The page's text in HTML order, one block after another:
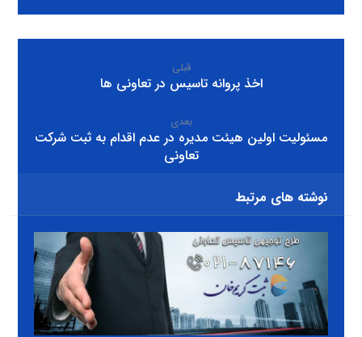
قبلی
اخذ پروانه تاسیس در تعاونی ها
بعدی
مسئولیت اولین هیئت مدیره در عدم اقدام به ثبت شرکت
تعاونی
نوشته های مرتبط